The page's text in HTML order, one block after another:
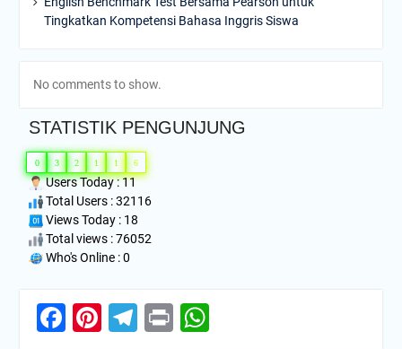
Tingkatkan Kompetensi Bahasa Inggris Siswa
No comments to show.
STATISTIK PENGUNJUNG
0 3 2 1 1 6
Users Today : 11
Total Users : 32116
Views Today : 18
Total views : 76052
Who's Online : 0
Facebook
Pinterest
Telegram
PrintWhatsApp